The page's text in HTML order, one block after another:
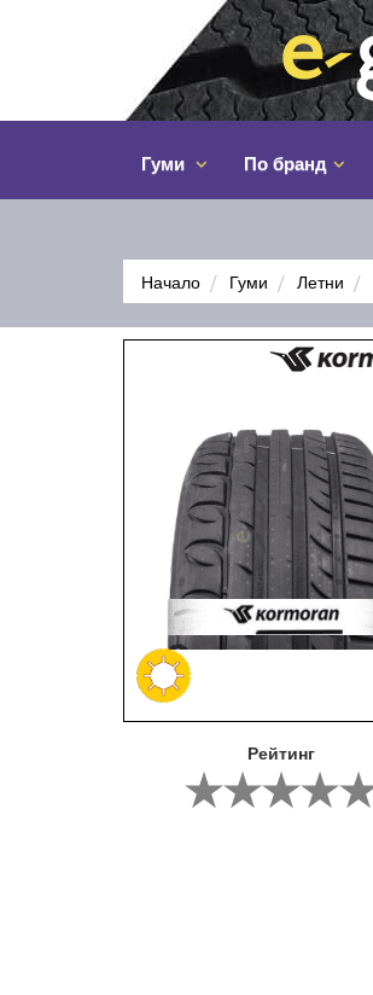
Гуми По бранд
Начало Гуми Летни
Рейтинг